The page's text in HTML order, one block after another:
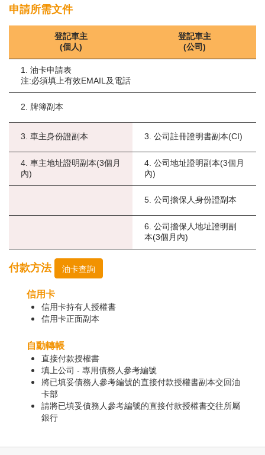
申請所需文件
登記車主
(個人)
登記車主
(公司)
1. 油卡申請表
注:必須填上有效EMAIL及電話
2. 牌簿副本
3. 車主身份證副本 3. 公司註冊證明書副本(CI)
4. 車主地址證明副本(3個月
內)
4. 公司地址證明副本(3個月
內)
5. 公司擔保人身份證副本
6. 公司擔保人地址證明副
本(3個月內)
付款方法 油卡查詢
信用卡
信用卡持有人授權書
信用卡正面副本
自動轉帳
直接付款授權書
填上公司 - 專用債務人參考編號
將已填妥債務人參考編號的直接付款授權書副本交回油
卡部
請將已填妥債務人參考編號的直接付款授權書交往所屬
銀行